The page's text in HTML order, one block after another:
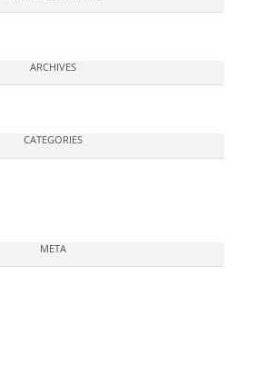
ARCHIVES
CATEGORIES
META